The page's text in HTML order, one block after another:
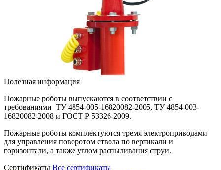
Полезная информация
Пожарные роботы выпускаются в соответствии с
требованиями ТУ 4854-005-16820082-2005, ТУ 4854-003-
16820082-2008 и ГОСТ Р 53326-2009.
Пожарные роботы комплектуются тремя электроприводами
для управления поворотом ствола по вертикали и
горизонтали, а также углом распыливания струи.
Сертификаты Все сертификаты